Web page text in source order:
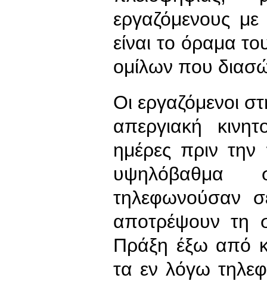
εργαζόμενους
είναι το όραμα
ομίλων που
Οι εργαζόμενοι
απεργιακή
ημέρες πριν
υψηλόβαθμα
τηλεφωνούσαν
αποτρέψουν τη
Πράξη έξω από
τα εν λόγω